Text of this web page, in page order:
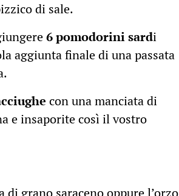
di sale.
6 pomodorini sardi
aggiunta finale di una passata
con una manciata di
e insaporite così il vostro